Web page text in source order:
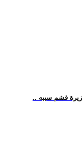
قشم سببه